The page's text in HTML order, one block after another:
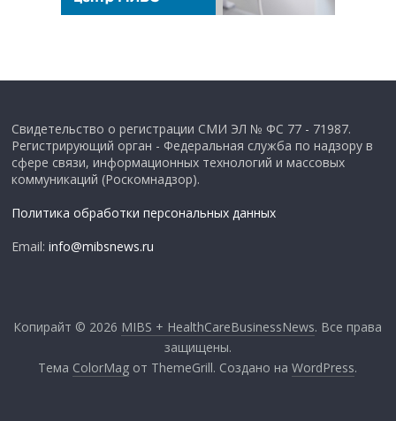
Свидетельство о регистрации СМИ ЭЛ № ФС 77 - 71987.
Регистрирующий орган - Федеральная служба по надзору в
сфере связи, информационных технологий и массовых
коммуникаций (Роскомнадзор).
Политика обработки персональных данных
Email:info@mibsnews.ru
Копирайт © 2026 MIBS + HealthCareBusinessNews. Все права
защищены.
Тема ColorMag от ThemeGrill. Создано наWordPress.